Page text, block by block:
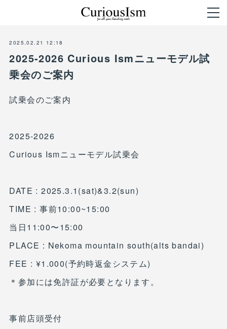
2025.02.21 12:18
2025-2026 Curious Ismニューモデル試
乗会のご案内
試乗会のご案内
2025-2026
Curious Ismニューモデル試乗会
DATE : 2025.3.1(sat)&3.2(sun)
TIME : 事前10:00~15:00
当日11:00〜15:00
PLACE : Nekoma mountain south(alts bandai)
FEE : ¥1.000(予約時返金システム)
＊参加には免許証が必要となります。
事前店頭受付